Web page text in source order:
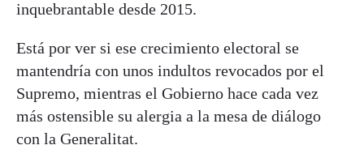
inquebrantable desde 2015.
Está por ver si ese crecimiento electoral se
mantendría con unos indultos revocados por el
Supremo, mientras el Gobierno hace cada vez
más ostensible su alergia a la mesa de diálogo
con la Generalitat.